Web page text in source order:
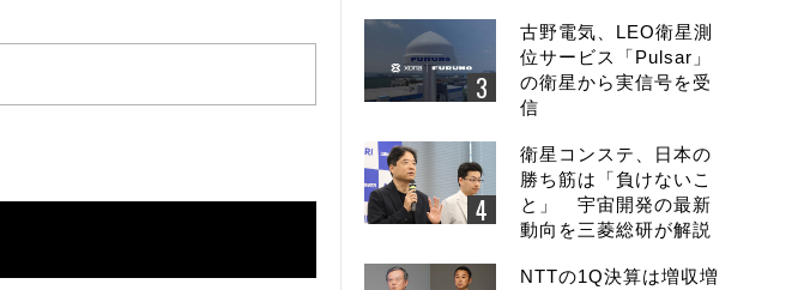
古野電気、LEO衛星測
位サービス「Pulsar」
の衛星から実信号を受
信
衛星コンステ、日本の
勝ち筋は「負けないこ
と」 宇宙開発の最新
動向を三菱総研が解説
NTTの1Q決算は増収増